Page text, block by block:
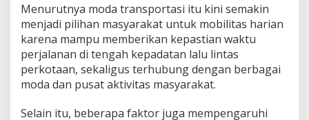
Menurutnya moda transportasi itu kini semakin
menjadi pilihan masyarakat untuk mobilitas harian
karena mampu memberikan kepastian waktu
perjalanan di tengah kepadatan lalu lintas
perkotaan, sekaligus terhubung dengan berbagai
moda dan pusat aktivitas masyarakat.
Selain itu, beberapa faktor juga mempengaruhi